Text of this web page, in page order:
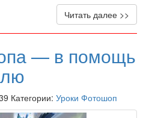
Читать далее >>
— в помощь
Категории: Уроки Фотошоп